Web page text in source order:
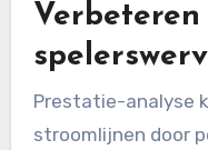
Verbeteren
Prestatie-analyse
stroomlijnen door